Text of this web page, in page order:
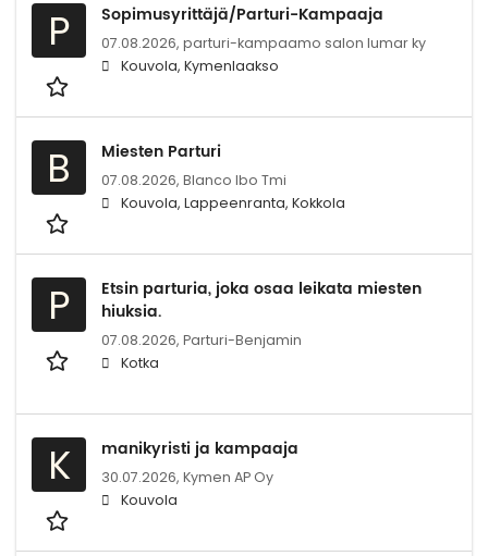
P Sopimusyrittäjä/Parturi-Kampaaja
07.08.2026, parturi-kampaamo salon lumar ky
Kouvola, Kymenlaakso
B Miesten Parturi
07.08.2026, Blanco lbo Tmi
Kouvola, Lappeenranta, Kokkola
P
Etsin parturia, joka osaa leikata miesten
hiuksia.
07.08.2026, Parturi-Benjamin
Kotka
K manikyristi ja kampaaja
30.07.2026, Kymen AP Oy
Kouvola